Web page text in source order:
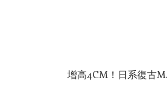
增高4CM！日系復古